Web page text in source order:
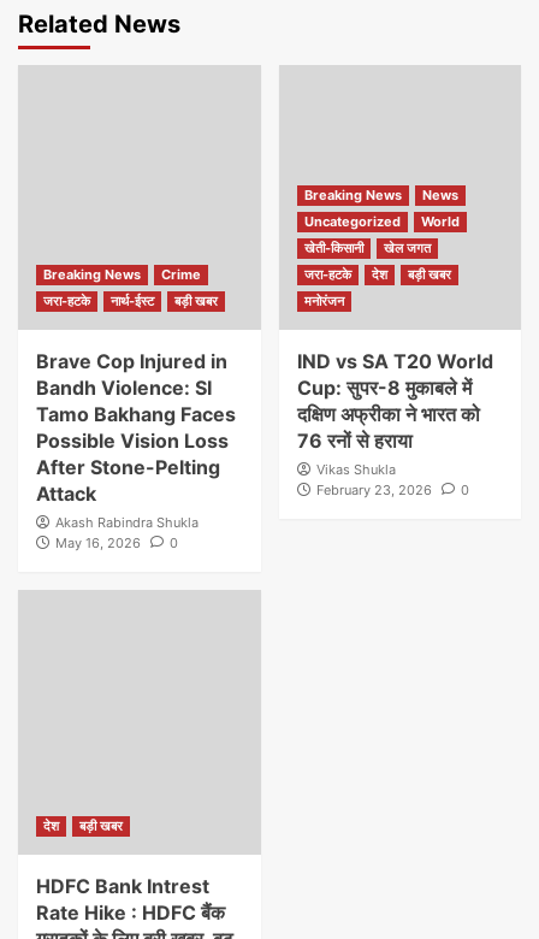
Related News
Breaking News
Crime
जरा-हटके
नार्थ-ईस्ट बड़ी खबर
Brave Cop Injured in
Bandh Violence: SI
Tamo Bakhang Faces
Possible Vision Loss
After Stone-Pelting
Attack
Akash Rabindra Shukla
May 16, 2026
0
Breaking News
News
Uncategorized
World
खेती-किसानी
खेल जगत
जरा-हटके
देश
बड़ी खबर
मनोरंजन
IND vs SA T20 World
Cup: सुपर-8 मुकाबले में
दक्षिण अफ्रीका ने भारत को
76 रनों से हराया
Vikas Shukla
February 23, 2026
0
देश बड़ी खबर
HDFC Bank Intrest
Rate Hike : HDFC बैंक